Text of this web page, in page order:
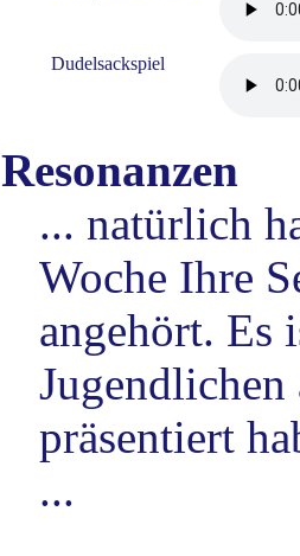
Dudelsackspiel
Resonanzen
... natürlich
Woche Ihre
angehört.
Jugendlichen
präsentiert
...